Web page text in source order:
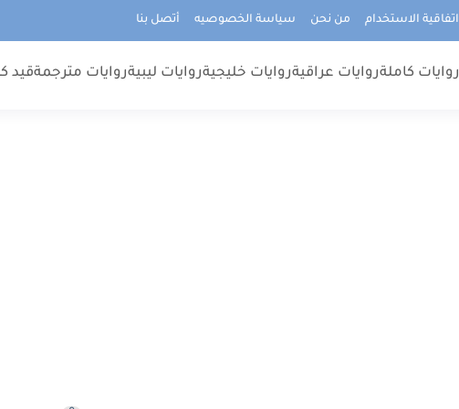
اتفاقية الاستخدام من نحن سياسة الخصوصيه أتصل بنا
روايات كاملةروايات عراقيةروايات خليجيةروايات ليبيةروايات مترجمةقيد